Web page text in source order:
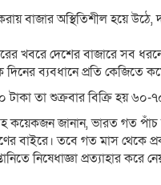
বাজার অস্থিতিশীল হয়ে উঠে,
খবরে দেশের বাজারে সব
ব্যবধানে প্রতি কেজিতে
তা শুক্রবার বিক্রি হয় ৬০-
জানান, ভারত গত পাঁচ
বাইরে। তবে গত মাস থেকে
নিষেধাজ্ঞা প্রত্যাহার